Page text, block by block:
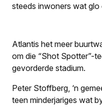
steeds inwoners wat glo
Atlantis het meer
om die “Shot Spotter”-
gevorderde stadium.
Peter Stoffberg, ‘n
teen minderjariges wat